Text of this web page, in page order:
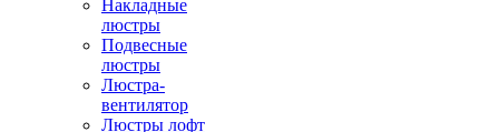
Накладные
люстры
Подвесные
люстры
Люстра-
вентилятор
Люстры лофт